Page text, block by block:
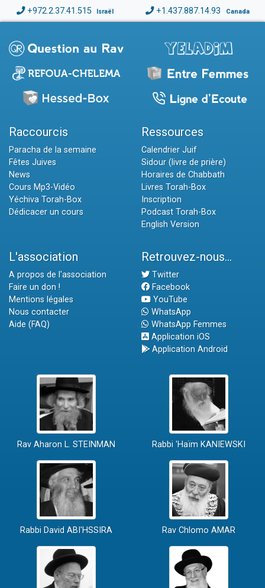
+972.2.37.41.515 Israël +1.437.887.14.93 Canada
Raccourcis
Paracha de la semaine
Fêtes Juives
News
Cours Mp3-Vidéo
Yéchiva Torah-Box
Dédicacer un cours
Ressources
Calendrier Juif
Sidour (livre de prière)
Horaires de Chabbath
Livres Torah-Box
Inscription
Podcast Torah-Box
English Version
L'association
A propos de l'association
Faire un don !
Mentions légales
Nous contacter
Aide (FAQ)
Retrouvez-nous...
Twitter
Facebook
YouTube
WhatsApp
WhatsApp Femmes
Application iOS
Application Android
Rav Aharon L. STEINMAN Rabbi 'Haïm KANIEWSKI
Rabbi David ABI'HSSIRA Rav Chlomo AMAR